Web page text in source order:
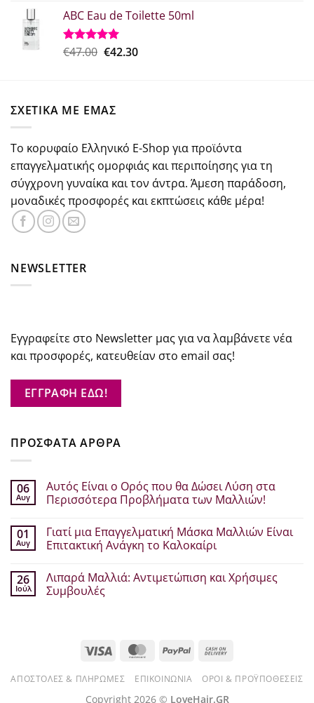
από 5
was:
€37.30.
τιμή
€29.84.
ABC Eau de Toilette 50ml
Βαθμολογήθηκε
€47.00 Original
€42.30Η
ΣΧΕΤΙΚΑ ΜΕ ΕΜΑΣ
Το κορυφαίο Ελληνικό E-Shop για προϊόντα
επαγγελματικής ομορφιάς και περιποίησης για τη
σύγχρονη γυναίκα και τον άντρα. Άμεση παράδοση,
μοναδικές προσφορές και εκπτώσεις κάθε μέρα!
NEWSLETTER
Εγγραφείτε στο Newsletter μας για να λαμβάνετε νέα
και προσφορές, κατευθείαν στο email σας!
ΕΓΓΡΑΦΗ ΕΔΩ!
ΠΡΟΣΦΑΤΑ ΑΡΘΡΑ
06
Αυγ
Αυτός Είναι ο Ορός που θα Δώσει Λύση στα
Περισσότερα Προβλήματα των Μαλλιών!
σχόλια
στο
Αυτός
Ορός
που
θα
01
Αυγ
Γιατί μια Επαγγελματική Μάσκα Μαλλιών Είναι
Επιτακτική Ανάγκη το Καλοκαίρι
σχόλια
στο
Γιατί
Επιτακτική
Καλοκαίρι
26
Ιούλ
Λιπαρά Μαλλιά: Αντιμετώπιση και Χρήσιμες
Συμβουλές
Αντιμετώπιση
Χρήσιμες
Visa MasterCardPayPal
Delivery
ΑΠΟΣΤΟΛΈΣ & ΠΛΗΡΩΜΈΣ ΕΠΙΚΟΙΝΩΝΊΑ ΌΡΟΙ & ΠΡΟΫΠΟΘΈΣΕΙΣ
Copyright 2026 © LoveHair.GR